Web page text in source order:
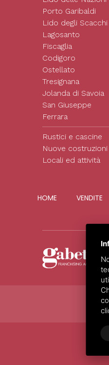
Porto Garibaldi
Lido degli Scacchi
Lagosanto
Fiscaglia
Codigoro
Ostellato
Tresignana
Jolanda di Savoia
San Giuseppe
Ferrara
Rustici e cascine
Nuove costruzioni
Locali ed attività
HOME VENDITE